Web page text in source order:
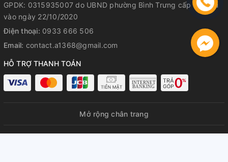
GPDK: 0315935007 do UBND phường Bình Trưng cấp lần đầu
vào ngày 22/10/2020
Điện thoại: 0933 666 506
Email: contact.a1368@gmail.com
HỖ TRỢ THANH TOÁN
Mở rộng chân trang